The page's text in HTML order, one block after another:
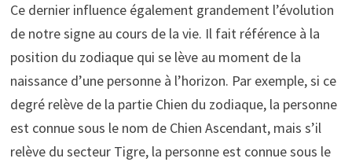
Ce dernier influence également grandement l’évolution
de notre signe au cours de la vie. Il fait référence à la
position du zodiaque qui se lève au moment de la
naissance d’une personne à l’horizon. Par exemple, si ce
degré relève de la partie Chien du zodiaque, la personne
est connue sous le nom de Chien Ascendant, mais s’il
relève du secteur Tigre, la personne est connue sous le